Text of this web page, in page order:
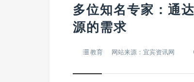
多位知名专家：通
源的需求
教育 网站来源：宜宾资讯网